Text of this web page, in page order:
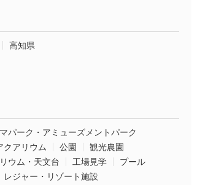
高知県
パーク・アミューズメントパーク
クアリウム 公園
観光農園
ウム・天文台 工場見学
プール
レジャー・リゾート施設